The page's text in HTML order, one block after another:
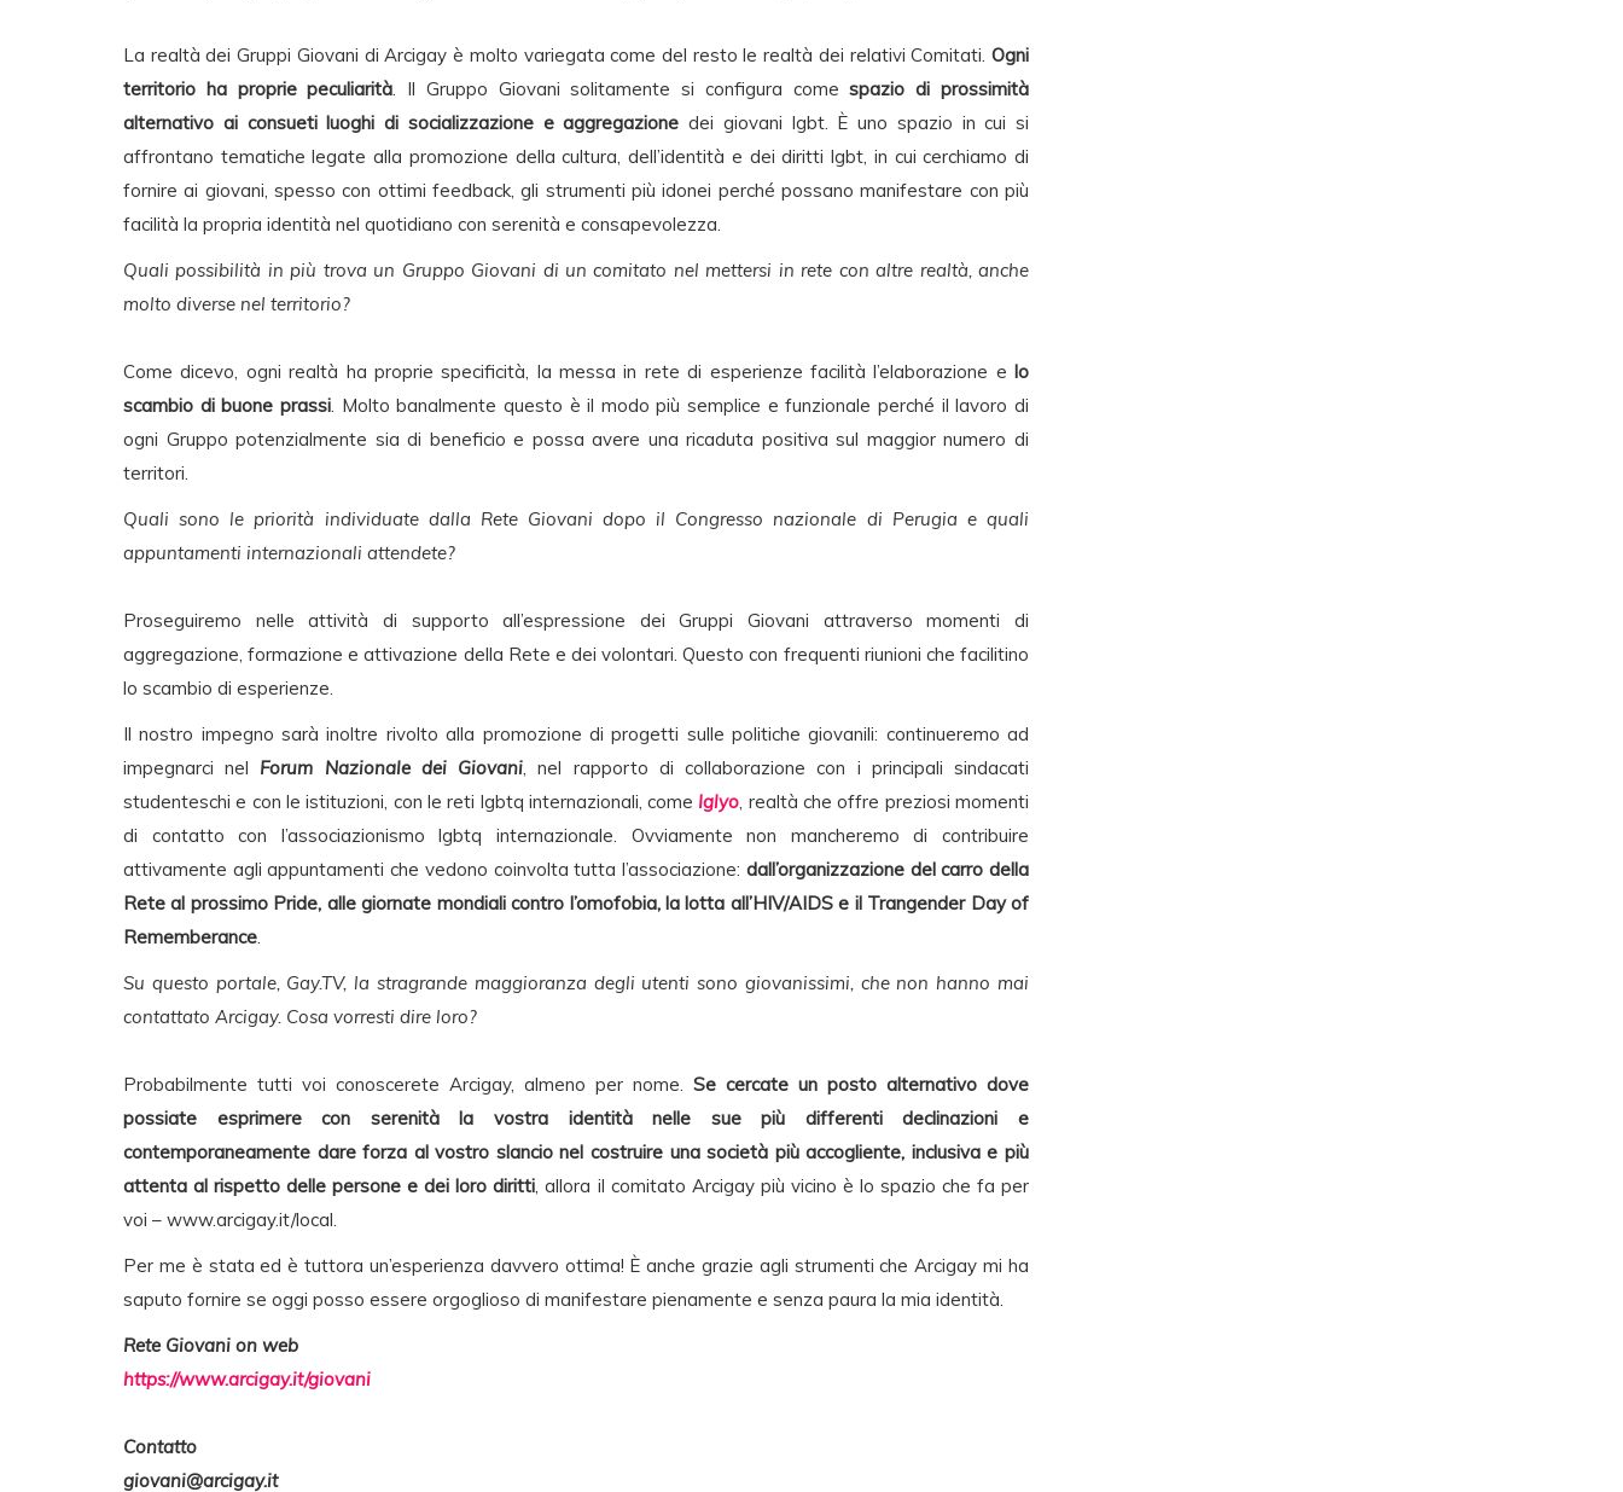
La realtà dei Gruppi Giovani di Arcigay è molto variegata come del resto le realtà dei relativi Comitati. Ogni
territorio ha proprie peculiarità. Il Gruppo Giovani solitamente si configura comespazio di prossimità
alternativo ai consueti luoghi di socializzazione e aggregazione dei giovani lgbt. È uno spazio in cui si
affrontano tematiche legate alla promozione della cultura, dell’identità e dei diritti lgbt, in cui cerchiamo di
fornire ai giovani, spesso con ottimi feedback, gli strumenti più idonei perché possano manifestare con più
facilità la propria identità nel quotidiano con serenità e consapevolezza.
Quali possibilità in più trova un Gruppo Giovani di un comitato nel mettersi in rete con altre realtà, anche
molto diverse nel territorio?
Come dicevo, ogni realtà ha proprie specificità, la messa in rete di esperienze facilità l’elaborazione e lo
scambio di buone prassi. Molto banalmente questo è il modo più semplice e funzionale perché il lavoro di
ogni Gruppo potenzialmente sia di beneficio e possa avere una ricaduta positiva sul maggior numero di
territori.
Quali sono le priorità individuate dalla Rete Giovani dopo il Congresso nazionale di Perugia e quali
appuntamenti internazionali attendete?
Proseguiremo nelle attività di supporto all’espressione dei Gruppi Giovani attraverso momenti di
aggregazione, formazione e attivazione della Rete e dei volontari. Questo con frequenti riunioni che facilitino
lo scambio di esperienze.
Il nostro impegno sarà inoltre rivolto alla promozione di progetti sulle politiche giovanili: continueremo ad
impegnarci nel Forum Nazionale dei Giovani, nel rapporto di collaborazione con i principali sindacati
studenteschi e con le istituzioni, con le reti lgbtq internazionali, come Iglyo, realtà che offre preziosi momenti
di contatto con l’associazionismo lgbtq internazionale. Ovviamente non mancheremo di contribuire
attivamente agli appuntamenti che vedono coinvolta tutta l’associazione: dall’organizzazione del carro della
Rete al prossimo Pride, alle giornate mondiali contro l’omofobia, la lotta all’HIV/AIDS e il Trangender Day of
Rememberance.
Su questo portale, Gay.TV, la stragrande maggioranza degli utenti sono giovanissimi, che non hanno mai
contattato Arcigay. Cosa vorresti dire loro?
Probabilmente tutti voi conoscerete Arcigay, almeno per nome. Se cercate un posto alternativo dove
possiate esprimere con serenità la vostra identità nelle sue più differenti declinazioni e
contemporaneamente dare forza al vostro slancio nel costruire una società più accogliente, inclusiva e più
attenta al rispetto delle persone e dei loro diritti, allora il comitato Arcigay più vicino è lo spazio che fa per
voi – www.arcigay.it/local.
Per me è stata ed è tuttora un’esperienza davvero ottima! È anche grazie agli strumenti che Arcigay mi ha
saputo fornire se oggi posso essere orgoglioso di manifestare pienamente e senza paura la mia identità.
Rete Giovani on web
https://www.arcigay.it/giovani
Contatto
giovani@arcigay.it